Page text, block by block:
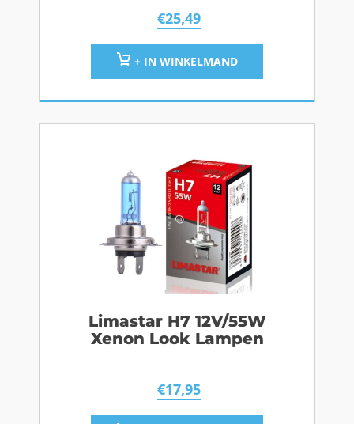
€25,49
+ IN WINKELMAND
Limastar H7 12V/55W
Xenon Look Lampen
€17,95